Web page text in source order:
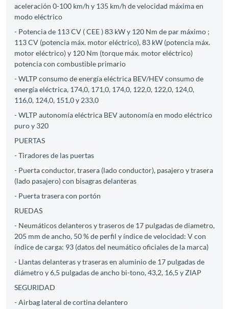
aceleración 0-100 km/h y 135 km/h de velocidad máxima en
modo eléctrico
- Potencia de 113 CV ( CEE ) 83 kW y 120 Nm de par máximo ;
113 CV (potencia máx. motor eléctrico), 83 kW (potencia máx.
motor eléctrico) y 120 Nm (torque máx. motor eléctrico)
potencia con combustible primario
- WLTP consumo de energía eléctrica BEV/HEV consumo de
energía eléctrica, 174,0, 171,0, 174,0, 122,0, 122,0, 124,0,
116,0, 124,0, 151,0 y 233,0
- WLTP autonomía eléctrica BEV autonomía en modo eléctrico
puro y 320
PUERTAS
- Tiradores de las puertas
- Puerta conductor, trasera (lado conductor), pasajero y trasera
(lado pasajero) con bisagras delanteras
- Puerta trasera con portón
RUEDAS
- Neumáticos delanteros y traseros de 17 pulgadas de diametro,
205 mm de ancho, 50 % de perfil y índice de velocidad: V con
índice de carga: 93 (datos del neumático oficiales de la marca)
- Llantas delanteras y traseras en aluminio de 17 pulgadas de
diámetro y 6,5 pulgadas de ancho bi-tono, 43,2, 16,5 y ZIAP
SEGURIDAD
- Airbag lateral de cortina delantero